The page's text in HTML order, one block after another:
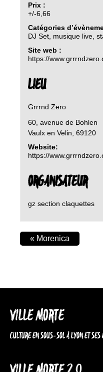
Prix :
+/-6,66
Catégories
DJ Set, musique live,
Site web :
https://
LIEU
Grrrnd Zero
60, avenue de Bohlen
Vaulx en Velin 69120
Website:
https://
ORGANISATEUR
gz section claquettes
« Morenica
VILLE MORTE
CULTURE EN SOUS-SOL À LYON ET SES